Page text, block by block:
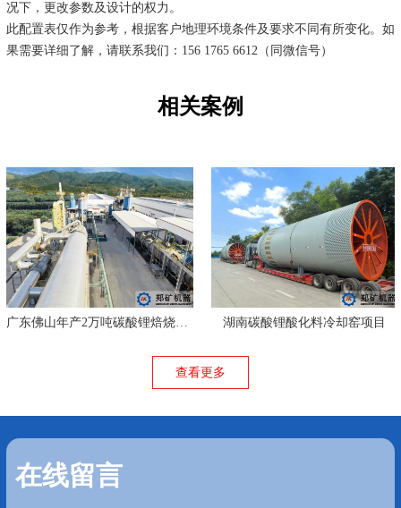
况下，更改参数及设计的权力。
此配置表仅作为参考，根据客户地理环境条件及要求不同有所变化。如
果需要详细了解，请联系我们：156 1765 6612（同微信号）
相关案例
广东佛山年产2万吨碳酸锂焙烧线项目 湖南碳酸锂酸化料冷却窑项目
查看更多
在线留言